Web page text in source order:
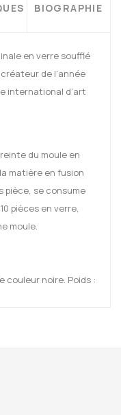
BIOGRAPHIE
en verre soufflé
de l'année
international d’art
du moule en
matière en fusion
pièce, se consume
pièces en verre,
moule.
couleur noire. Poids :